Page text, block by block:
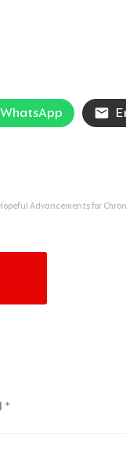
WhatsApp
Advancements for
*